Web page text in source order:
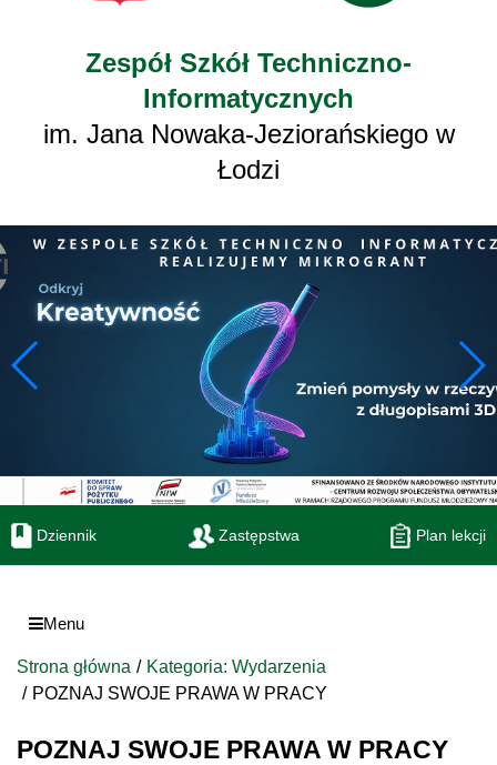
Zespół Szkół Techniczno-
Informatycznych
im. Jana Nowaka-Jeziorańskiego w
Łodzi
Dziennik Zastępstwa Plan lekcji
Menu
Strona główna
Kategoria: Wydarzenia
POZNAJ SWOJE PRAWA W PRACY
POZNAJ SWOJE PRAWA W PRACY